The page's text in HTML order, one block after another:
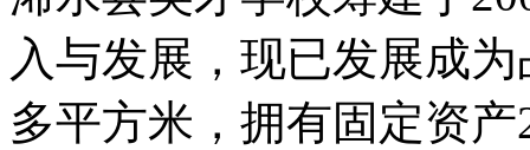
入与发展，现已发展成
多平方米，拥有固定资